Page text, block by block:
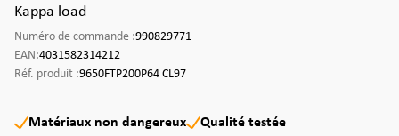
Kappa load
Numéro de commande :990829771
EAN:4031582314212
Réf. produit :9650FTP200P64 CL97
Matériaux non dangereux
Qualité testée